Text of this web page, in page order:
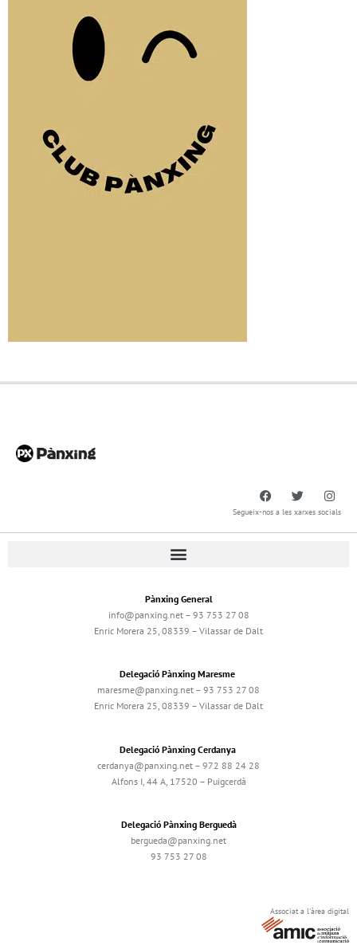
Segueix-nos a les xarxes socials
Pànxing General
info@panxing.net – 93 753 27 08
Enric Morera 25, 08339 – Vilassar de Dalt
Delegació Pànxing Maresme
maresme@panxing.net – 93 753 27 08
Enric Morera 25, 08339 – Vilassar de Dalt
Delegació Pànxing Cerdanya
cerdanya@panxing.net – 972 88 24 28
Alfons I, 44 A, 17520 – Puigcerdà
Delegació Pànxing Berguedà
bergueda@panxing.net
93 753 27 08
Associat a l'àrea digital